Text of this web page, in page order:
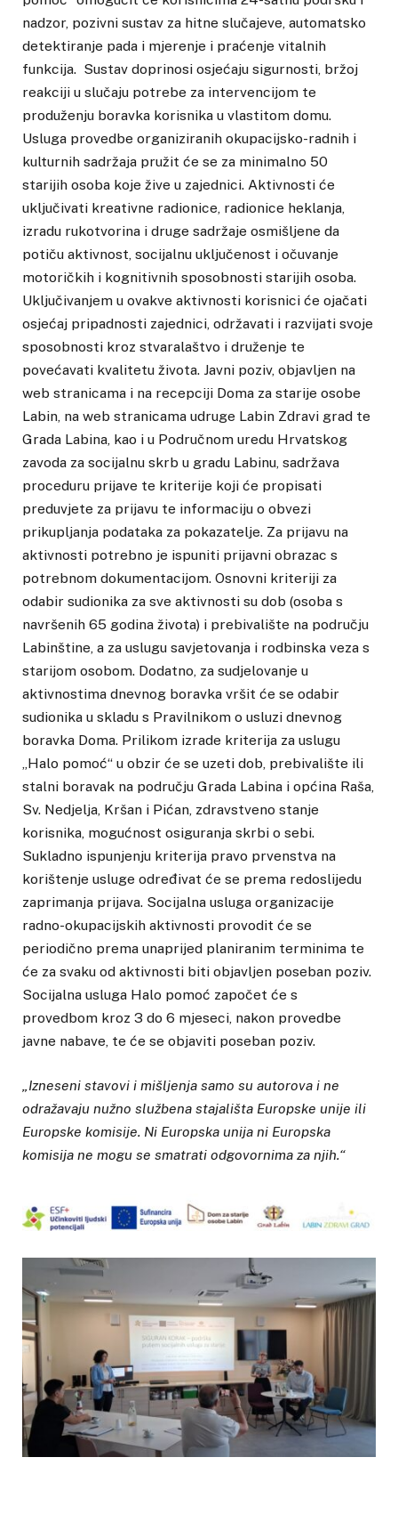
nadzor, pozivni sustav za hitne slučajeve, automatsko
detektiranje pada i mjerenje i praćenje vitalnih
funkcija. Sustav doprinosi osjećaju sigurnosti, bržoj
reakciji u slučaju potrebe za intervencijom te
produženju boravka korisnika u vlastitom domu.
Usluga provedbe organiziranih okupacijsko-radnih i
kulturnih sadržaja pružit će se za minimalno 50
starijih osoba koje žive u zajednici. Aktivnosti će
uključivati kreativne radionice, radionice heklanja,
izradu rukotvorina i druge sadržaje osmišljene da
potiču aktivnost, socijalnu uključenost i očuvanje
motoričkih i kognitivnih sposobnosti starijih osoba.
Uključivanjem u ovakve aktivnosti korisnici će ojačati
osjećaj pripadnosti zajednici, održavati i razvijati svoje
sposobnosti kroz stvaralaštvo i druženje te
povećavati kvalitetu života. Javni poziv, objavljen na
web stranicama i na recepciji Doma za starije osobe
Labin, na web stranicama udruge Labin Zdravi grad te
Grada Labina, kao i u Područnom uredu Hrvatskog
zavoda za socijalnu skrb u gradu Labinu, sadržava
proceduru prijave te kriterije koji će propisati
preduvjete za prijavu te informaciju o obvezi
prikupljanja podataka za pokazatelje. Za prijavu na
aktivnosti potrebno je ispuniti prijavni obrazac s
potrebnom dokumentacijom. Osnovni kriteriji za
odabir sudionika za sve aktivnosti su dob (osoba s
navršenih 65 godina života) i prebivalište na području
Labinštine, a za uslugu savjetovanja i rodbinska veza s
starijom osobom. Dodatno, za sudjelovanje u
aktivnostima dnevnog boravka vršit će se odabir
sudionika u skladu s Pravilnikom o usluzi dnevnog
boravka Doma. Prilikom izrade kriterija za uslugu
„Halo pomoć“ u obzir će se uzeti dob, prebivalište ili
stalni boravak na području Grada Labina i općina Raša,
Sv. Nedjelja, Kršan i Pićan, zdravstveno stanje
korisnika, mogućnost osiguranja skrbi o sebi.
Sukladno ispunjenju kriterija pravo prvenstva na
korištenje usluge određivat će se prema redoslijedu
zaprimanja prijava. Socijalna usluga organizacije
radno-okupacijskih aktivnosti provodit će se
periodično prema unaprijed planiranim terminima te
će za svaku od aktivnosti biti objavljen poseban poziv.
Socijalna usluga Halo pomoć započet će s
provedbom kroz 3 do 6 mjeseci, nakon provedbe
javne nabave, te će se objaviti poseban poziv.
„Izneseni stavovi i mišljenja samo su autorova i ne
odražavaju nužno službena stajališta Europske unije ili
Europske komisije. Ni Europska unija ni Europska
komisija ne mogu se smatrati odgovornima za njih.“